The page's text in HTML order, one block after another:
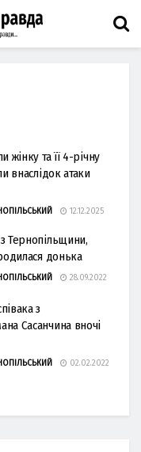
жінку та її 4-річну
внаслідок атаки
12.12.2025
Тернопільщини,
донька
28.09.2022
з
Сасанчина вночі
02.02.2022